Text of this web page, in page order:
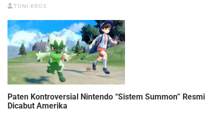
TONI KROS
Paten Kontroversial Nintendo “Sistem Summon” Resmi
Dicabut Amerika